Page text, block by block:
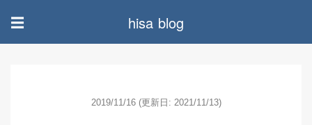
☰ hisa blog
2019/11/16 (更新日: 2021/11/13)